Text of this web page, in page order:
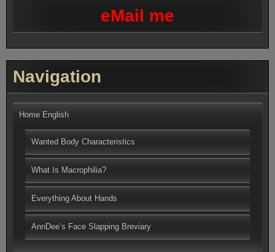
eMail me
Navigation
Home English
Wanted Body Characteristics
What Is Macrophilia?
Everything About Hands
AnnDee’s Face Slapping Breviary